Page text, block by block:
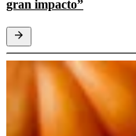
gran impacto”